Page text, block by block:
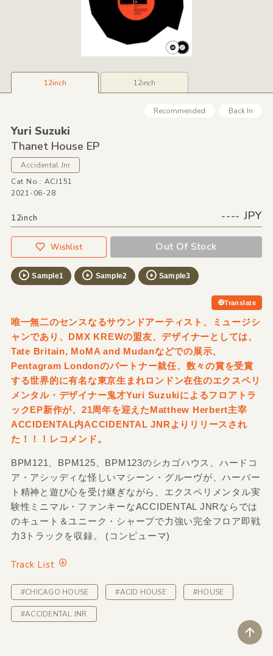
12inch 12inch
Recommended Back In
Yuri Suzuki
Thanet House EP
Accidental Jnr
Cat No.: ACJ151
2021-06-28
12inch ---- JPY
Wishlist Out Of Stock
Sample1 Sample2 Sample3
Translate
唯一無二のセンスなるサウンドアーティスト、ミュージシ
ャンであり、DMX KREWの盟友、デザイナーとしては、
Tate Britain, MoMA and Mudanなどでの展示、
Pentagram Londonのパートナー就任、数々の賞を受賞
する世界的に有名な東京生まれロンドン在住のエクスペリ
メンタル・デザイナー鬼才Yuri Suzukiによるフロアトラ
ックEP新作が、21周年を迎えたMatthew Herbert主宰
ACCIDENTAL内ACCIDENTAL JNRよりリリースされ
た！！！レコメンド。
BPM121、BPM125、BPM123のシカゴハウス、ハードコ
ア・アシッディな怪しいマシーン・グルーヴが、ハーバー
ト精神と遊び心を受け継ぎながら、エクスペリメンタル実
験性ミニマル・ファンキーなACCIDENTAL JNRならでは
のキュート＆ユニーク・シャープで力強い完全フロア即戦
力3トラックを収録。 (コンピューマ)
Track List
#CHICAGO HOUSE #ACID HOUSE #HOUSE
#ACCIDENTAL JNR